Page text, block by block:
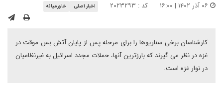
کد : ۲۰۲۳۲۹۳ اخبار اصلی خاورمیانه
کارشناسان برخی سناریوها را برای مرحله پس از پایان آتش بس موقت در
غزه در نظر می گیرند که بارزترین آنها، حملات مجدد اسرائیل به غیرنظامیان
در نوار غزه است.